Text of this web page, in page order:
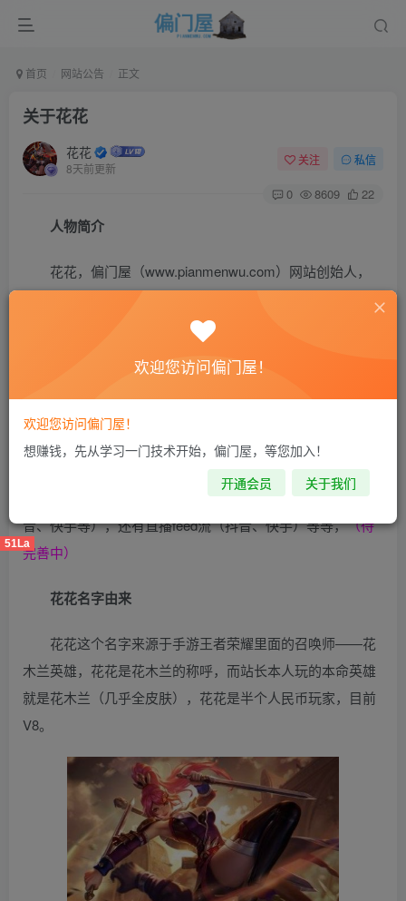
首页 网站公告 正文
关于花花
花花
8天前更新
关注 私信
0 8609 22
人物简介
花花，偏门屋（www.pianmenwu.com）网站创始人，
目前花花的职位：个人站长、网络工作室、公司网络运营主
管、企业营销顾问（线上+线下）、有声主播（有证书）、
10多年实战经验，精通SEO和SEM等推广方法，
以前的网络营销方法，只有SEO和SEM，后来通过这两
图文信息流（代表：百度、360、搜
，再后来有了短视频信息流（百度、抖
音、快手等），还有直播feed流（抖音、快手）等等，（待
完善中）
花花名字由来
花花这个名字来源于手游王者荣耀里面的召唤师——花
木兰英雄，花花是花木兰的称呼，而站长本人玩的本命英雄
就是花木兰（几乎全皮肤），花花是半个人民币玩家，目前
V8。
欢迎您访问偏门屋！
欢迎您访问偏门屋！
想赚钱，先从学习一门技术开始，偏门屋，等您加入！
开通会员
关于我们
51La